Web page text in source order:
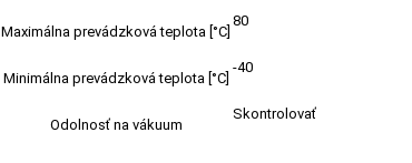
Maximálna prevádzková teplota [°C]
80
Minimálna prevádzková teplota [°C]
-40
Odolnosť na vákuum
Skontrolovať